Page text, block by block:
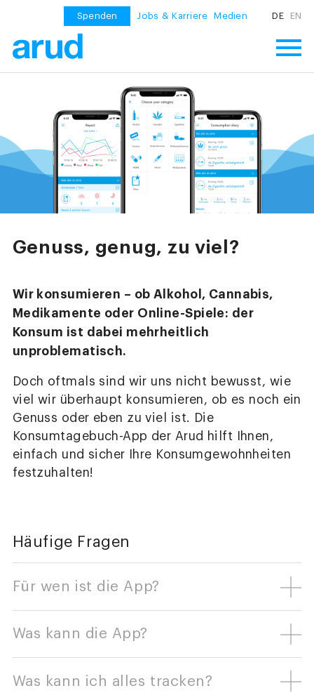
Spenden Jobs & Karriere Medien DE EN
Genuss, genug, zu viel?
Wir konsumieren – ob Alkohol, Cannabis,
Medikamente oder Online-Spiele: der
Konsum ist dabei mehrheitlich
unproblematisch.
Doch oftmals sind wir uns nicht bewusst, wie
viel wir überhaupt konsumieren, ob es noch ein
Genuss oder eben zu viel ist. Die
Konsumtagebuch-App der Arud hilft Ihnen,
einfach und sicher Ihre Konsumgewohnheiten
festzuhalten!
Häufige Fragen
Für wen ist die App?
Was kann die App?
Was kann ich alles tracken?